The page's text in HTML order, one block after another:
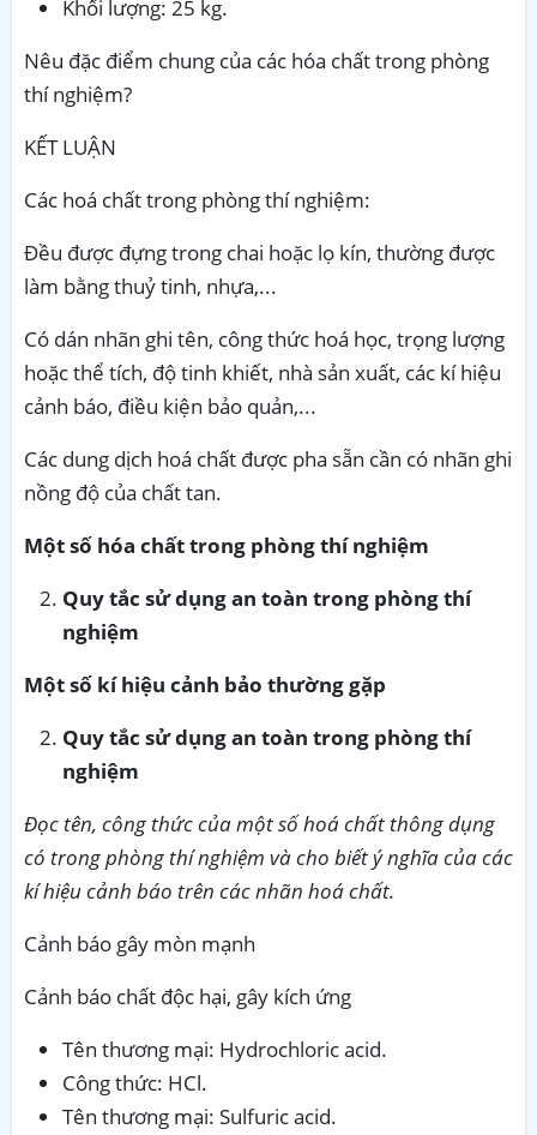
Khối lượng: 25 kg.
Nêu đặc điểm chung của các hóa chất trong phòng
thí nghiệm?
KẾT LUẬN
Các hoá chất trong phòng thí nghiệm:
Đều được đựng trong chai hoặc lọ kín, thường được
làm bằng thuỷ tinh, nhựa,...
Có dán nhãn ghi tên, công thức hoá học, trọng lượng
hoặc thể tích, độ tinh khiết, nhà sản xuất, các kí hiệu
cảnh báo, điều kiện bảo quản,...
Các dung dịch hoá chất được pha sẵn cần có nhãn ghi
nồng độ của chất tan.
Một số hóa chất trong phòng thí nghiệm
Quy tắc sử dụng an toàn trong phòng thí
nghiệm
Một số kí hiệu cảnh bảo thường gặp
Quy tắc sử dụng an toàn trong phòng thí
nghiệm
Đọc tên, công thức của một số hoá chất thông dụng
có trong phòng thí nghiệm và cho biết ý nghĩa của các
kí hiệu cảnh báo trên các nhãn hoá chất.
Cảnh báo gây mòn mạnh
Cảnh báo chất độc hại, gây kích ứng
Tên thương mại: Hydrochloric acid.
Công thức: HCl.
Tên thương mại: Sulfuric acid.